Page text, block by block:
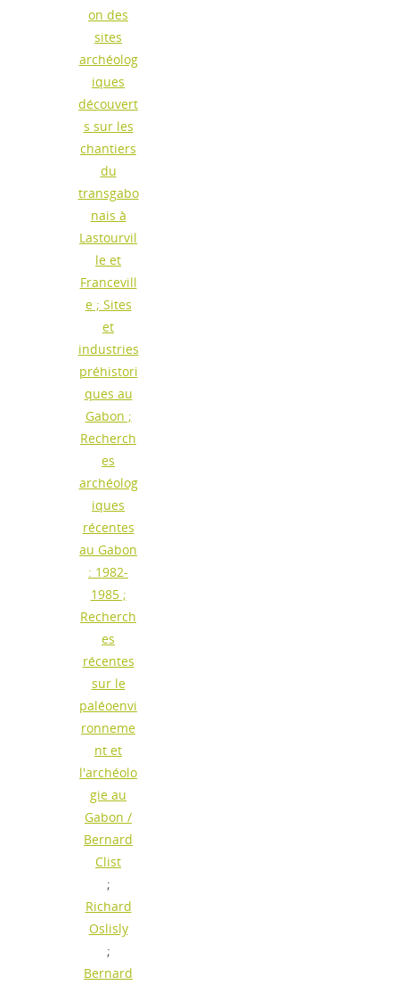
on des
sites
archéolog
iques
découvert
s sur les
chantiers
du
transgabo
nais à
Lastourvil
le et
Francevill
e ; Sites
et
industries
préhistori
ques au
Gabon ;
Recherch
es
archéolog
iques
récentes
au Gabon
: 1982-
1985 ;
Recherch
es
récentes
sur le
paléoenvi
ronneme
nt et
l'archéolo
gie au
Gabon /
Bernard
Clist
;
Richard
Oslisly
;
Bernard